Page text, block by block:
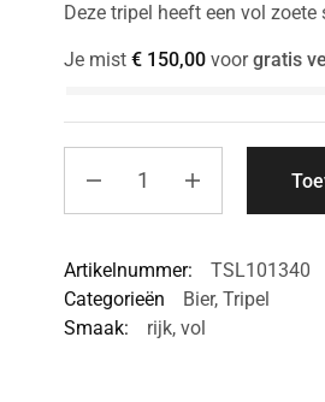
Deze tripel heeft een vol
Je mist €150,00voorgratis
Artikelnummer:
TSL101340
Categorieën
Bier, Tripel
Smaak:
rijk, vol